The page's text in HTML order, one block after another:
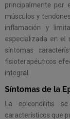
principalmente por
músculos y
inflamación y
especializada en el
síntomas
fisioterapéuticos
integral.
Síntomas de la
La epicondilitis
característicos que